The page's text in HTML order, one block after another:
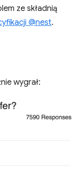
ze składnią
@nest.
wygrał: